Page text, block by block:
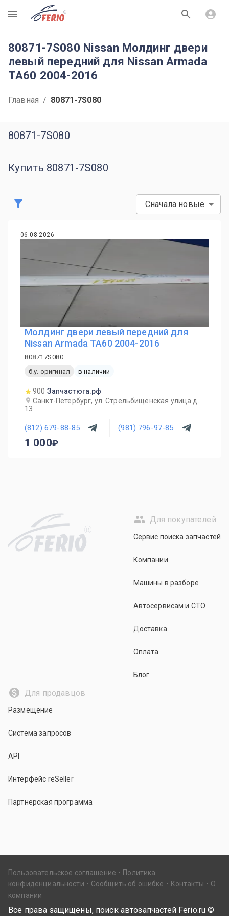
R
80871-7S080 Nissan Молдинг двери
левый передний для Nissan Armada
TA60 2004-2016
Главная / 80871-7S080
80871-7S080
Купить 80871-7S080
Сначала новые
06.08.2026
Молдинг двери левый передний для
Nissan Armada TA60 2004-2016
808717S080
б.у. оригинал
в наличии
900 Запчастюга.рф
Санкт-Петербург, ул. Стрельбищенская улица д.
13
(812) 679-88-85 (981) 796-97-85
1 000
R
Для покупателей
Сервис поиска запчастей
Компании
Машины в разборе
Автосервисам и СТО
Доставка
Оплата
Блог
Для продавцов
Размещение
Система запросов
API
Интерфейс reSeller
Партнерская программа
Пользовательское соглашение
Политика
конфиденциальности
Сообщить об ошибке Контакты
О
компании
Все права защищены, поиск автозапчастей Ferio.ru ©